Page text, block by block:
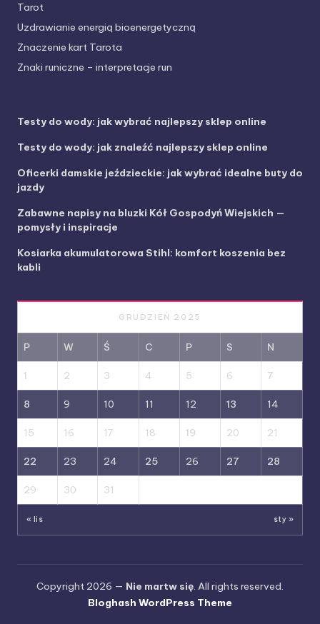
Tarot
Uzdrawianie energią bioenergetyczną
Znaczenie kart Tarota
Znaki runiczne – interpretacje run
Testy do wody: jak wybrać najlepszy sklep online
Testy do wody: jak znaleźć najlepszy sklep online
Oficerki damskie jeździeckie: jak wybrać idealne buty do
jazdy
Zabawne napisy na bluzki Kół Gospodyń Wiejskich —
pomysły i inspiracje
Kosiarka akumulatorowa Stihl: komfort koszenia bez
kabli
GRUDZIEŃ 2025
P W Ś C P S N
1 2 3 4 5 6 7
8 9 10 11 12 13 14
15 16 17 18 19 20 21
22 23 24 25 26 27 28
29 30 31
« lis sty »
Copyright 2026 — Nie martw się. All rights reserved.
Bloghash WordPress Theme